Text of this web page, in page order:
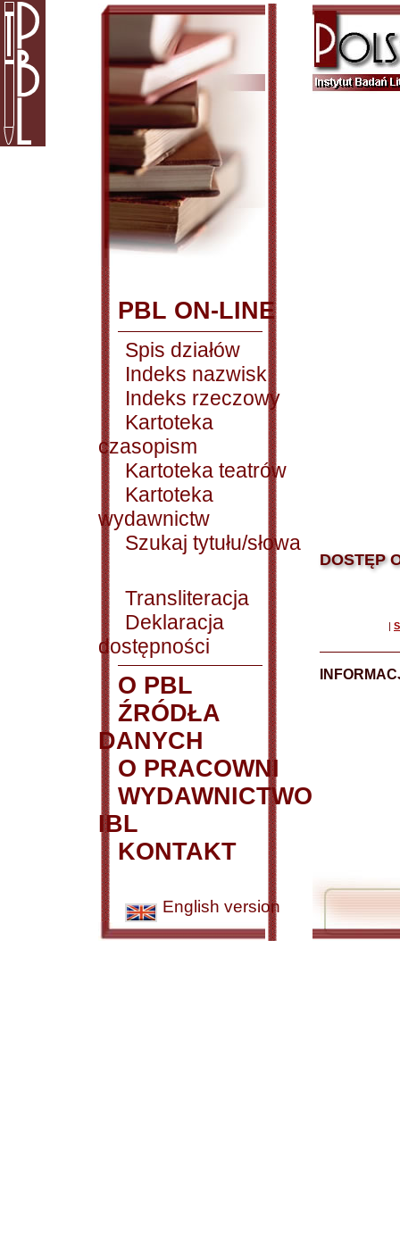
PBL ON-LINE
Spis działów
Indeks nazwisk
Indeks rzeczowy
Kartoteka
czasopism
Kartoteka teatrów
Kartoteka
wydawnictw
Szukaj tytułu/słowa
Transliteracja
Deklaracja
dostępności
O PBL
ŹRÓDŁA
DANYCH
O PRACOWNI
WYDAWNICTWO
IBL
KONTAKT
English version
DOSTĘP
|